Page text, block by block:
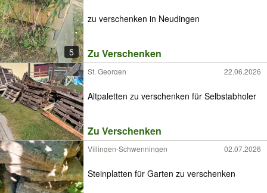
5
zu verschenken in Neudingen
Zu Verschenken
St. Georgen 22.06.2026
Altpaletten zu verschenken für Selbstabholer
Zu Verschenken
Villingen-Schwenningen 02.07.2026
Steinplatten für Garten zu verschenken